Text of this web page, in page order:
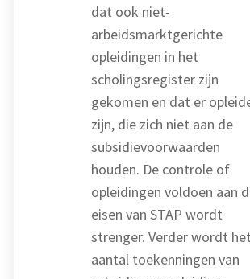
dat ook niet-
arbeidsmarktgerichte
opleidingen in het
scholingsregister zijn
gekomen en dat er
zijn, die zich niet aan de
subsidievoorwaarden
houden. De controle of
opleidingen voldoen aan
eisen van STAP wordt
strenger. Verder wordt het
aantal toekenningen van